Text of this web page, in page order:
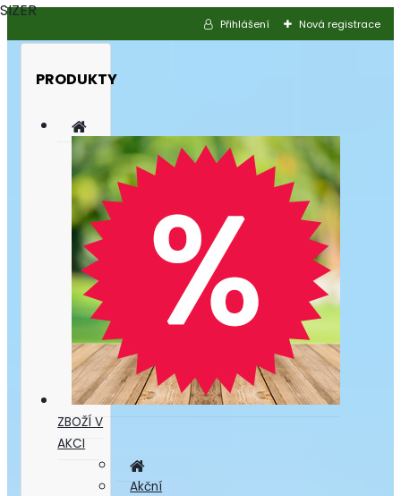
Přihlášení Nová registrace
PRODUKTY
ZBOŽÍ V
AKCI
Akční
SIZER